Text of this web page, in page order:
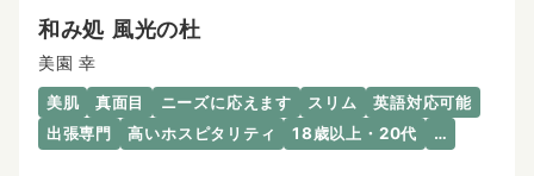
和み処 風光の杜
美園 幸
美肌 真面目 ニーズに応えます スリム
英語対応可能
出張専門
高いホスピタリティ 18歳以上・20代 …